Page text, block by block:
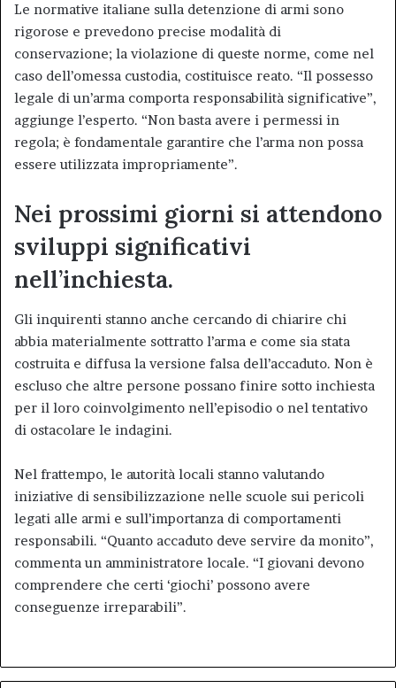
Le normative italiane sulla detenzione di armi sono
rigorose e prevedono precise modalità di
conservazione; la violazione di queste norme, come nel
caso dell’omessa custodia, costituisce reato. “Il possesso
legale di un’arma comporta responsabilità significative”,
aggiunge l’esperto. “Non basta avere i permessi in
regola; è fondamentale garantire che l’arma non possa
essere utilizzata impropriamente”.
Nei prossimi giorni si attendono
sviluppi significativi
nell’inchiesta.
Gli inquirenti stanno anche cercando di chiarire chi
abbia materialmente sottratto l’arma e come sia stata
costruita e diffusa la versione falsa dell’accaduto. Non è
escluso che altre persone possano finire sotto inchiesta
per il loro coinvolgimento nell’episodio o nel tentativo
di ostacolare le indagini.
Nel frattempo, le autorità locali stanno valutando
iniziative di sensibilizzazione nelle scuole sui pericoli
legati alle armi e sull’importanza di comportamenti
responsabili. “Quanto accaduto deve servire da monito”,
commenta un amministratore locale. “I giovani devono
comprendere che certi ‘giochi’ possono avere
conseguenze irreparabili”.